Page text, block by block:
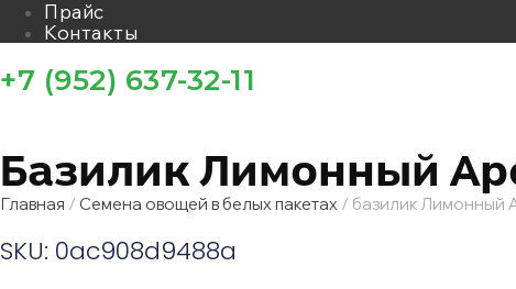
Прайс
Контакты
+7 (952) 637-32-11
Базилик Лимонный
Главная / Семена овощей в белых пакетах / базилик Лимонный
SKU: 0ac908d9488a